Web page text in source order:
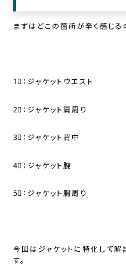
まずはどこの箇所が辛く感じる
1⃣：ジャケットウエスト
2⃣：ジャケット肩周り
3⃣：ジャケット背中
4⃣：ジャケット腕
5⃣：ジャケット胸周り
今回はジャケットに特化して
す。